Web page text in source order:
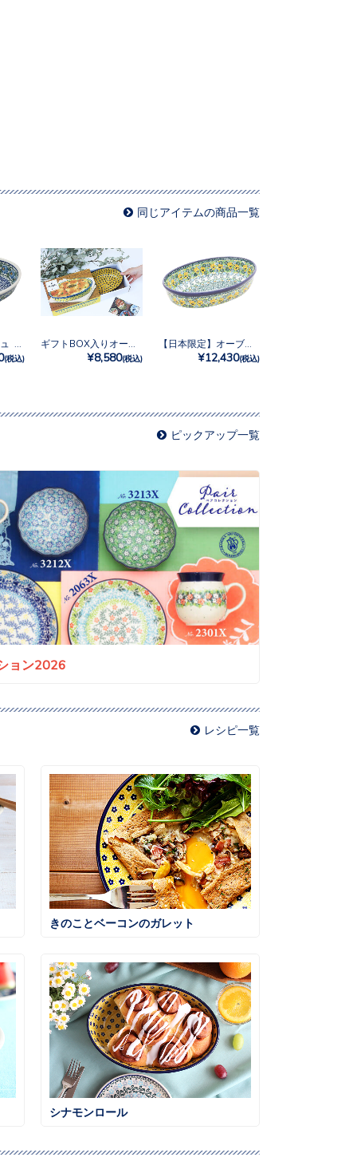
同じアイテムの商品一覧
(税込) ¥8,580(税込)
【日本限定】オーブンディッシュ No.U4-4842
¥12,430(税込)
ピックアップ一覧
ョン2026
レシピ一覧
きのことベーコンのガレット
シナモンロール